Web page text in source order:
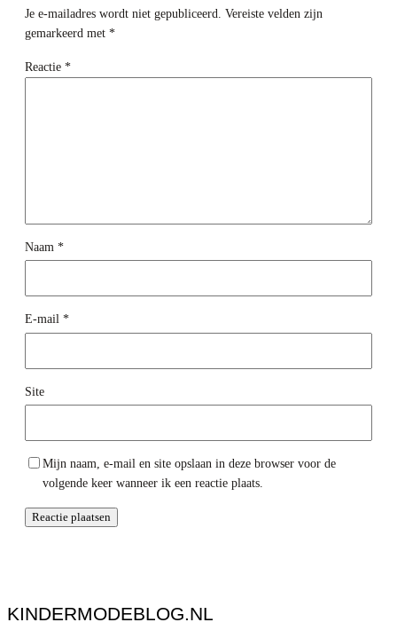
Je e-mailadres wordt niet gepubliceerd. Vereiste velden zijn
gemarkeerd met *
Reactie *
Naam *
E-mail *
Site
Mijn naam, e-mail en site opslaan in deze browser voor de
volgende keer wanneer ik een reactie plaats.
KINDERMODEBLOG.NL